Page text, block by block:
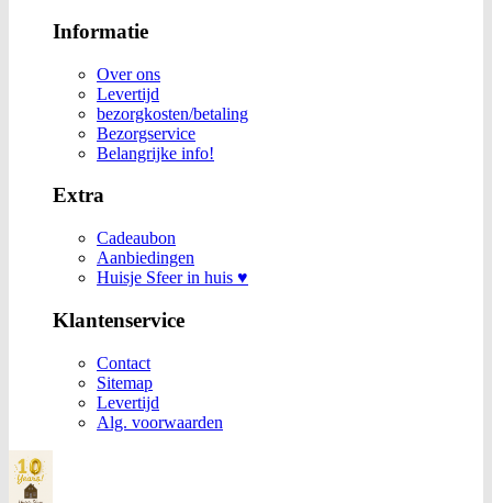
Informatie
Over ons
Levertijd
bezorgkosten/betaling
Bezorgservice
Belangrijke info!
Extra
Cadeaubon
Aanbiedingen
Huisje Sfeer in huis ♥
Klantenservice
Contact
Sitemap
Levertijd
Alg. voorwaarden